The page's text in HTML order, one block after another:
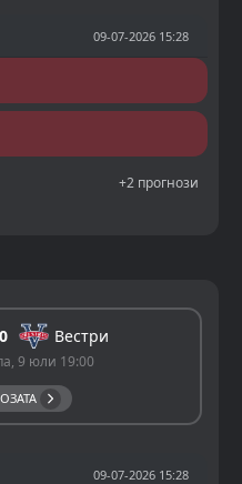
09-07-2026 15:28
+2 прогнози
0 Вестри
9 юли 19:00
09-07-2026 15:28